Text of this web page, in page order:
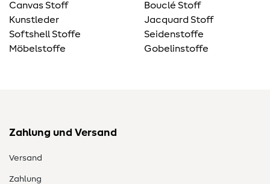
Canvas Stoff
Kunstleder
Softshell Stoffe
Möbelstoffe
Bouclé Stoff
Jacquard Stoff
Seidenstoffe
Gobelinstoffe
Zahlung und Versand
Versand
Zahlung